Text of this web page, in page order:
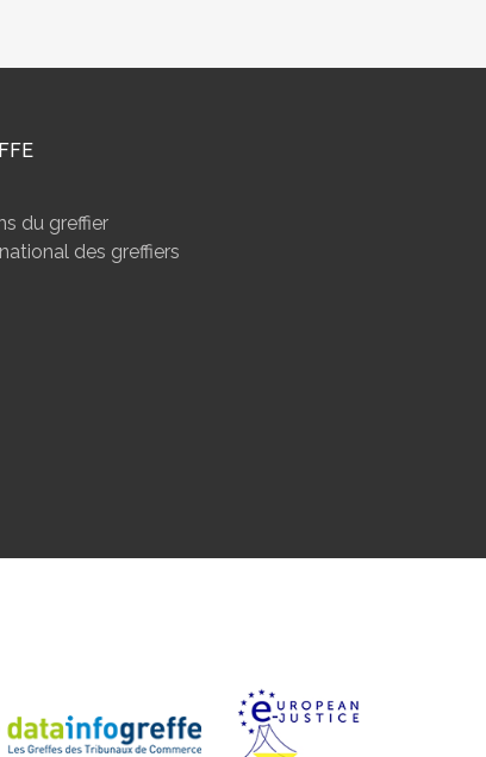
du greffier
des greffiers